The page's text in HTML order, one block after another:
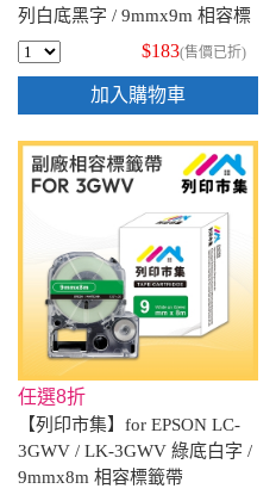
列白底黑字 / 9mmx9m 相容標
籤帶
$183(售價已折)
加入購物車
任選8折
【列印市集】for EPSON LC-
3GWV / LK-3GWV 綠底白字 /
9mmx8m 相容標籤帶